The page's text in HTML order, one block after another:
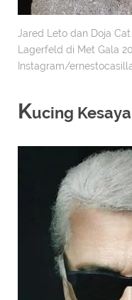
Jared Leto dan Doja
Lagerfeld di Met Gala
Instagram/
Kucing